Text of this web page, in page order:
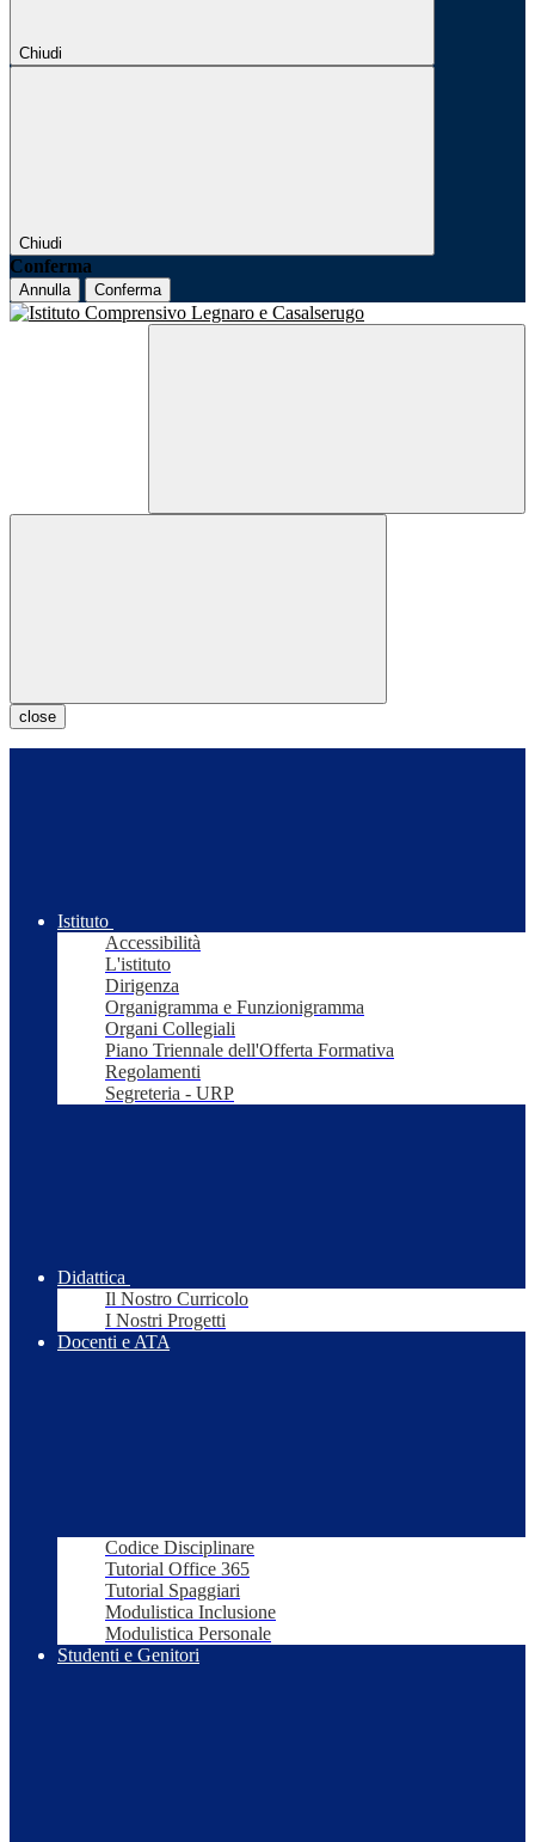
Chiudi
Chiudi
Conferma
Annulla Conferma
close
Istituto
Accessibilità
L'istituto
Dirigenza
Organigramma e Funzionigramma
Organi Collegiali
Piano Triennale dell'Offerta Formativa
Regolamenti
Segreteria - URP
Didattica
Il Nostro Curricolo
I Nostri Progetti
Docenti e ATA
Codice Disciplinare
Tutorial Office 365
Tutorial Spaggiari
Modulistica Inclusione
Modulistica Personale
Studenti e Genitori